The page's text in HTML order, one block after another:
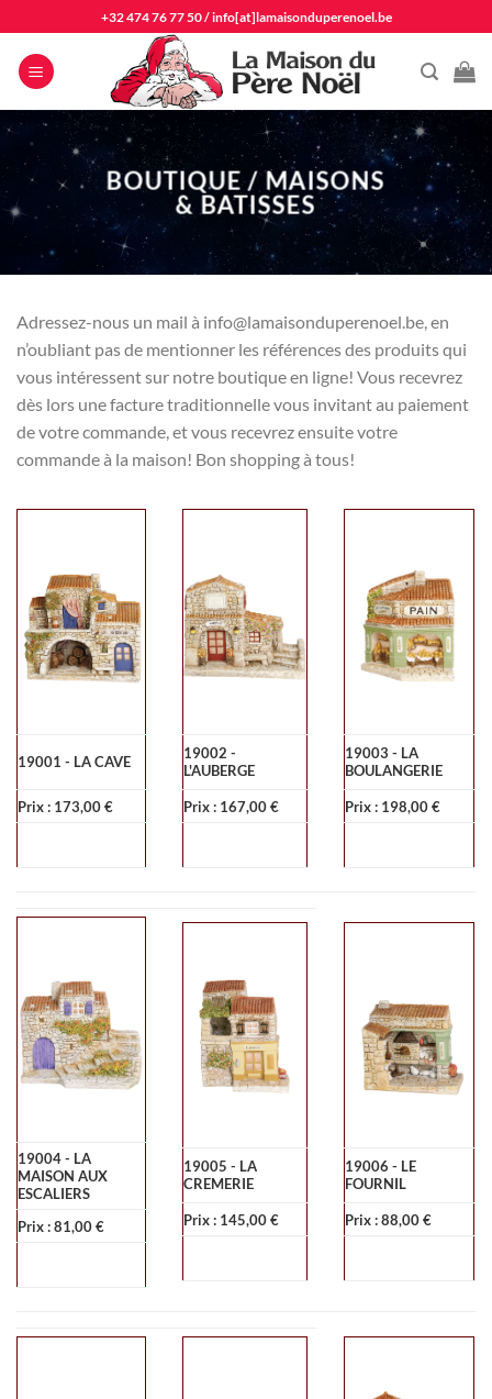
au
contenu
+32 474 76 77 50/info[at]lamaisonduperenoel.be
BOUTIQUE / MAISONS
& BATISSES
Adressez-nous un mail à info@lamaisonduperenoel.be, en
n’oubliant pas de mentionner les références des produits qui
vous intéressent sur notre boutique en ligne! Vous recevrez
dès lors une facture traditionnelle vous invitant au paiement
de votre commande, et vous recevrez ensuite votre
commande à la maison! Bon shopping à tous!
19001 - LA CAVE
Prix : 173,00 €
19002 -
L'AUBERGE
Prix : 167,00 €
19003 - LA
BOULANGERIE
Prix : 198,00 €
19004 - LA
MAISON AUX
ESCALIERS
Prix : 81,00 €
19005 - LA
CREMERIE
Prix : 145,00 €
19006 - LE
FOURNIL
Prix : 88,00 €